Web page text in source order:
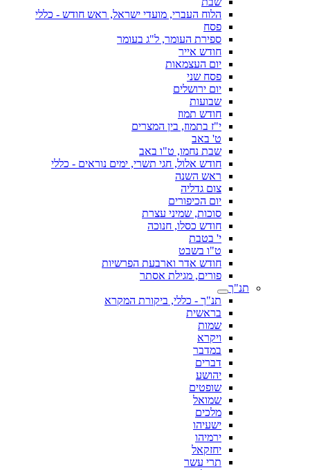
הלוח העברי, מועדי ישראל, ראש חודש - כללי
פסח
ספירת העומר, ל"ג בעומר
חודש אייר
יום העצמאות
פסח שני
יום ירושלים
שבועות
חודש תמוז
י"ז בתמוז, בין המצרים
ט' באב
שבת נחמו, ט"ו באב
חודש אלול, חגי תשרי, ימים נוראים - כללי
ראש השנה
צום גדליה
יום הכיפורים
סוכות, שמיני עצרת
חודש כסלו, חנוכה
י' בטבת
ט"ו בשבט
חודש אדר וארבעת הפרשיות
פורים, מגילת אסתר
תנ"ך
תנ"ך - כללי, ביקורת המקרא
בראשית
שמות
ויקרא
במדבר
דברים
יהושע
שופטים
שמואל
מלכים
ישעיהו
ירמיהו
יחזקאל
תרי עשר